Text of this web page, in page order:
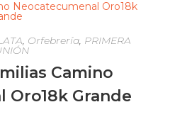
, Orfebrería, PRIMERA
Camino
Oro18k Grande